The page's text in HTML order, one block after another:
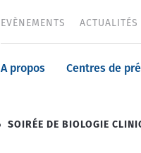
Navigation
A propos Centres de
Header
menu
EVÈNEMENTS ACTUALITÉS
SOIRÉE DE BIOLOGIE